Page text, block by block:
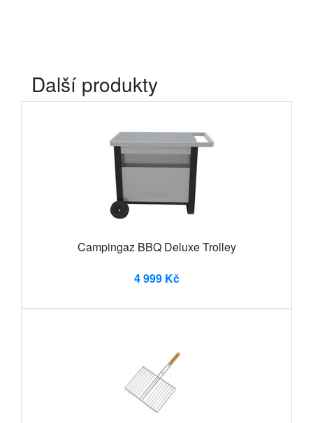
Další produkty
Campingaz BBQ Deluxe Trolley
4 999 Kč